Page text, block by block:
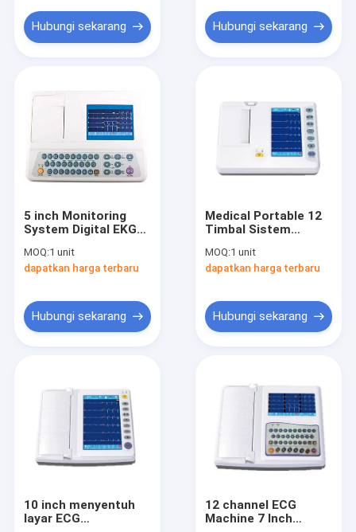
Hubungi sekarang Hubungi sekarang
5 inch Monitoring
System Digital EKG
Rechargeable Li-ion
Battery
MOQ:1 unit
dapatkan harga terbaru
Hubungi sekarang
Medical Portable 12
Timbal Sistem
Channel Dengan 6
Bahasa
MOQ:1 unit
dapatkan harga terbaru
Hubungi sekarang
10 inch menyentuh
layar ECG
12 channel ECG
Machine 7 Inch